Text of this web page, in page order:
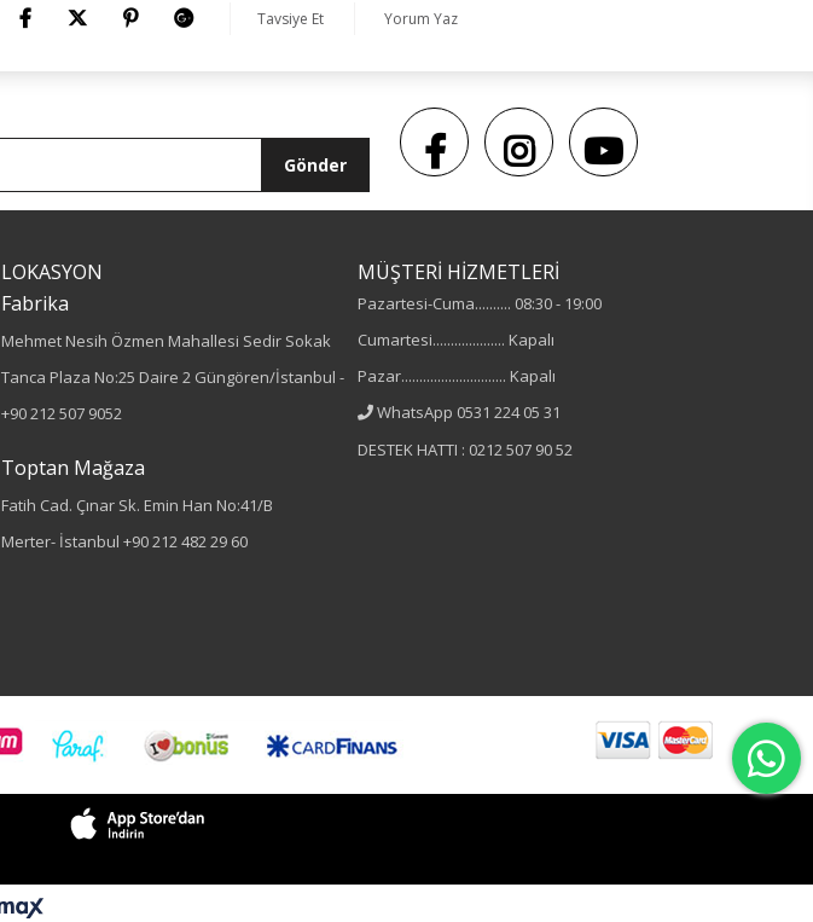
Sezon : YAZLIK
Renk
Sezon
Tavsiye Et Yorum Yaz
Gönder
LOKASYON
Fabrika
Mehmet Nesih Özmen Mahallesi Sedir Sokak
Tanca Plaza No:25 Daire 2 Güngören/İstanbul -
+90 212 507 9052
Toptan Mağaza
Fatih Cad. Çınar Sk. Emin Han No:41/B
Merter- İstanbul +90 212 482 29 60
MÜŞTERİ HİZMETLERİ
Pazartesi-Cuma.......... 08:30 - 19:00
Cumartesi.................... Kapalı
Pazar............................. Kapalı
WhatsApp 0531 224 05 31
DESTEK HATTI : 0212 507 90 52